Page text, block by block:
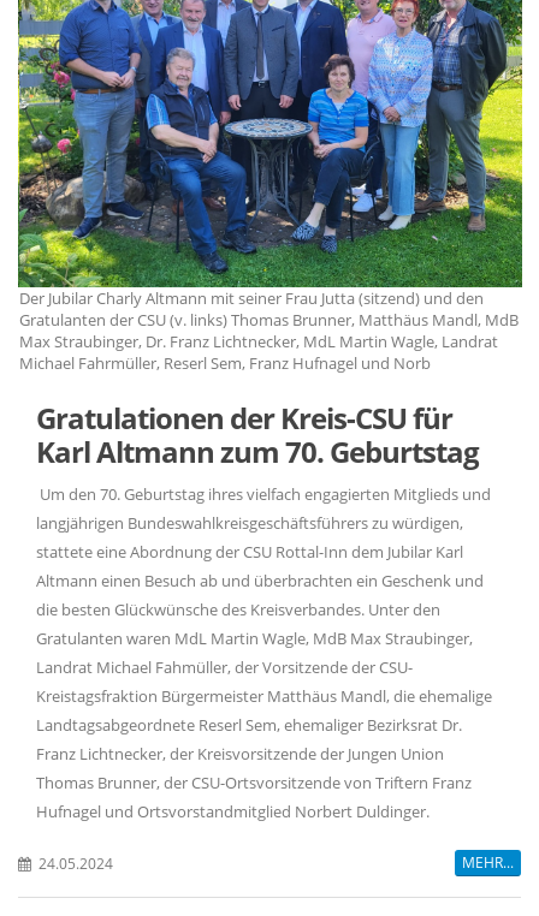
Der Jubilar Charly Altmann mit seiner Frau Jutta (sitzend) und den
Gratulanten der CSU (v. links) Thomas Brunner, Matthäus Mandl, MdB
Max Straubinger, Dr. Franz Lichtnecker, MdL Martin Wagle, Landrat
Michael Fahrmüller, Reserl Sem, Franz Hufnagel und Norb
Gratulationen der Kreis-CSU für
Karl Altmann zum 70. Geburtstag
Um den 70. Geburtstag ihres vielfach engagierten Mitglieds und
langjährigen Bundeswahlkreisgeschäftsführers zu würdigen,
stattete eine Abordnung der CSU Rottal-Inn dem Jubilar Karl
Altmann einen Besuch ab und überbrachten ein Geschenk und
die besten Glückwünsche des Kreisverbandes. Unter den
Gratulanten waren MdL Martin Wagle, MdB Max Straubinger,
Landrat Michael Fahmüller, der Vorsitzende der CSU-
Kreistagsfraktion Bürgermeister Matthäus Mandl, die ehemalige
Landtagsabgeordnete Reserl Sem, ehemaliger Bezirksrat Dr.
Franz Lichtnecker, der Kreisvorsitzende der Jungen Union
Thomas Brunner, der CSU-Ortsvorsitzende von Triftern Franz
Hufnagel und Ortsvorstandmitglied Norbert Duldinger.
24.05.2024 MEHR...